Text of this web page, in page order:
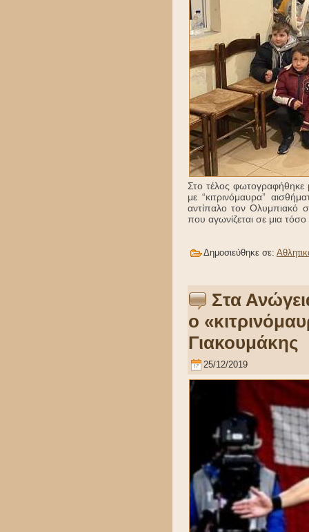
Στο τέλος φωτογραφήθηκε
με “κιτρινόμαυρα”
αντίπαλο τον Ολυμπιακό
που αγωνίζεται σε μια
Δημοσιεύθηκε σε:
Στα
o
Γιακουμάκης
25/12/2019